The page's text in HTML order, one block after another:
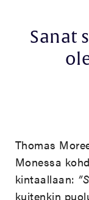
Sanat
Thomas
Monessa
kintaallaan:
kuitenkin